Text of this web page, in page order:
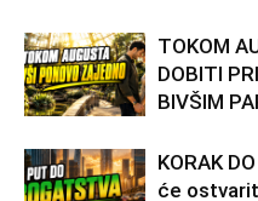
TOKOM
DOBITI
BIVŠIM
KORAK
će